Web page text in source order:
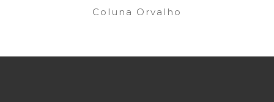
Coluna Orvalho